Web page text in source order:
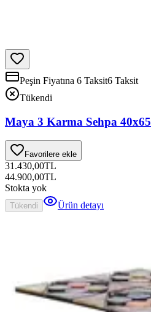
Peşin Fiyatına 6 Taksit6 Taksit
Tükendi
Maya 3 Karma Sehpa 40x65
Favorilere ekle
31.430,00TL
44.900,00TL
Stokta yok
Tükendi Ürün detayı